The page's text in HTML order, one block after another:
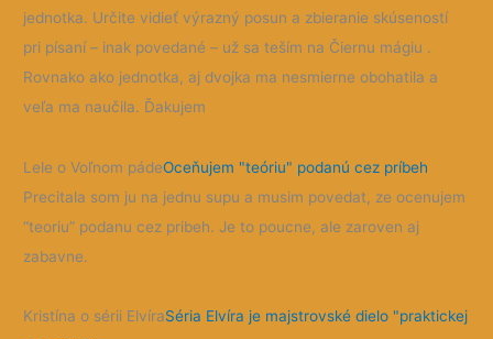
jednotka. Určite vidieť výrazný posun a zbieranie skúseností
pri písaní – inak povedané – už sa teším na Čiernu mágiu .
Rovnako ako jednotka, aj dvojka ma nesmierne obohatila a
veľa ma naučila. Ďakujem
Lele o Voľnom pádeOceňujem "teóriu" podanú cez príbeh
Precitala som ju na jednu supu a musim povedat, ze ocenujem
“teoriu” podanu cez pribeh. Je to poucne, ale zaroven aj
zabavne.
Kristína o sérii ElvíraSéria Elvíra je majstrovské dielo "praktickej